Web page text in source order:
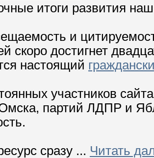
итоги развития
и
скоро достигнет
настоящий
участников
Омска, партий ЛДПР и
сразу ... Читать